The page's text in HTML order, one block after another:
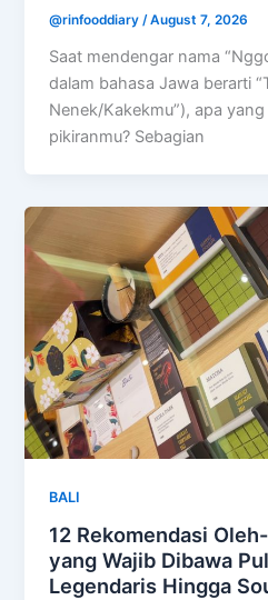
@rinfooddiary/August 7, 2026
Saat mendengar nama
dalam bahasa Jawa berarti
Nenek/Kakekmu”), apa
pikiranmu? Sebagian
BALI
12 Rekomendasi
yang Wajib Dibawa
Legendaris Hingga